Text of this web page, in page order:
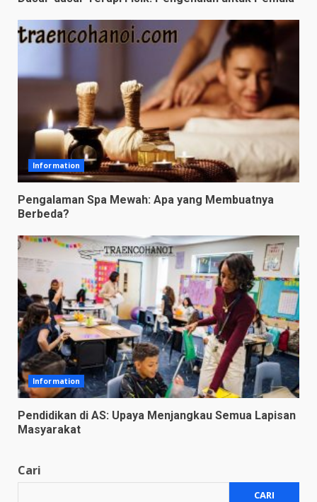
Information
Pengalaman Spa Mewah: Apa yang Membuatnya
Berbeda?
Information
Pendidikan di AS: Upaya Menjangkau Semua Lapisan
Masyarakat
Cari
CARI